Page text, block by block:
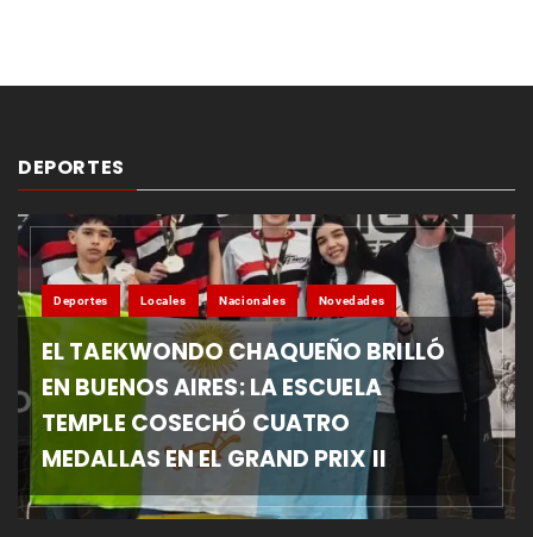
DEPORTES
Deportes Locales Nacionales Novedades
EL TAEKWONDO CHAQUEÑO BRILLÓ
EN BUENOS AIRES: LA ESCUELA
TEMPLE COSECHÓ CUATRO
MEDALLAS EN EL GRAND PRIX II